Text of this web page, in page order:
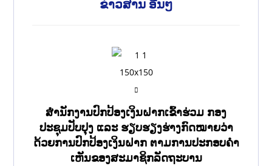
ຂ່າວສານ ອື່ນໆ
ສໍານັກງານປົກປ້ອງເງິນຝາກເຂົ້າຮ່ວມ ກອງ
ປະຊຸມປັບປຸງ ແລະ ຮຽບຮຽງຮ່າງກົດໝາຍວ່າ
ດ້ວຍການປົກປ້ອງເງິນຝາກ ຕາມການປະກອບຄຳ
ເຫັນຂອງສະມາຊິກລັດຖະບານ